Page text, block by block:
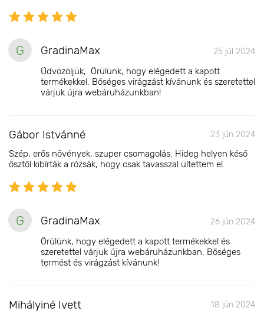
G GradinaMax 25 júl 2024
Üdvözöljük, Örülünk, hogy elégedett a kapott
termékekkel. Bőséges virágzást kívánunk és szeretettel
várjuk újra webáruházunkban!
Gábor Istvánné 23 jún 2024
Szép, erős növények, szuper csomagolás. Hideg helyen késő
ősztől kibírták a rózsák, hogy csak tavasszal ültettem el.
G GradinaMax 26 jún 2024
Örülünk, hogy elégedett a kapott termékekkel és
szeretettel várjuk újra webáruházunkban. Bőséges
termést és virágzást kívánunk!
Mihályiné Ivett 18 jún 2024